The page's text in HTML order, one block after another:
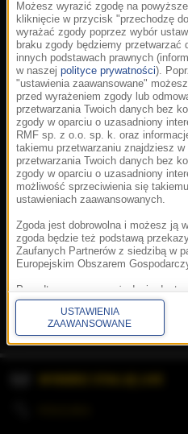
Korzystanie z
Prywatność.
Fakty
Możesz wyrazić zgodę na
kliknięcie w przycisk "przechodzę
wyrażać zgody poprzez wybór
braku zgody będziemy przetwarzać
innych podstawach prawnych
w naszej polityce prywatności).
"ustawienia zaawansowane"
przed wyrażeniem zgody lub
przetwarzania Twoich danych bez
zgody w oparciu o uzasadniony
RMF sp. z o.o. sp. k. oraz
takiemu przetwarzaniu znajdziesz w
przetwarzania Twoich danych bez
zgody w oparciu o uzasadniony
możliwość sprzeciwienia się
ustawieniach zaawansowanych.
Zgoda jest dobrowolna i możesz ją
zgoda będzie też podstawą
Zaufanych Partnerów z siedzibą w
Europejskim Obszarem
Ponadto masz prawo żądania
ograniczenia przetwarzania danych,
Prezesa Urzędu Ochrony Danych
znajdziesz informacje jak wykonać
informacje na temat przetwarzania
USTAWIENIA
ZAAWANSOWANE